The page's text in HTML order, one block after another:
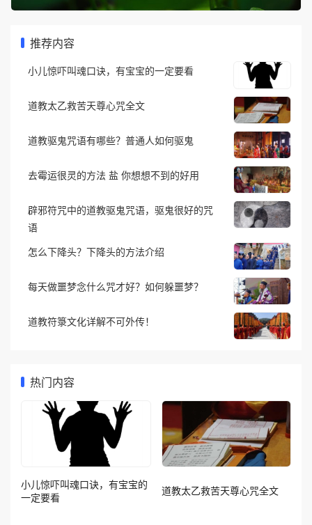
推荐内容
小儿惊吓叫魂口诀，有宝宝的一定要看
道教太乙救苦天尊心咒全文
道教驱鬼咒语有哪些？普通人如何驱鬼
去霉运很灵的方法 盐 你想想不到的好用
辟邪符咒中的道教驱鬼咒语，驱鬼很好的咒
语
怎么下降头？下降头的方法介绍
每天做噩梦念什么咒才好？如何躲噩梦？
道教符箓文化详解不可外传！
热门内容
小儿惊吓叫魂口诀，有宝宝的
一定要看
道教太乙救苦天尊心咒全文